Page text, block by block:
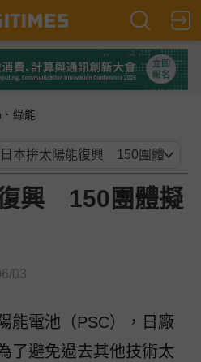
綠能
復興 150團體擬
03
能電池（PSC），日廠
了避免過去其他技術太